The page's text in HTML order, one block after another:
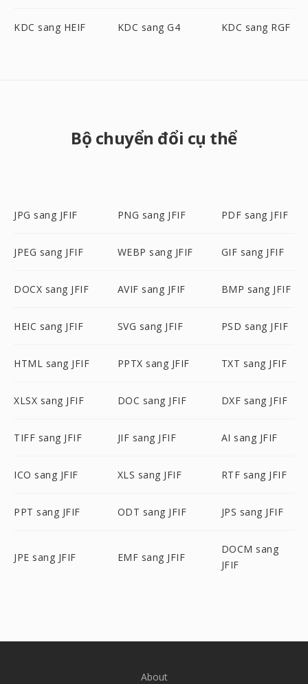
KDC sang HEIF KDC sang G4 KDC sang RGF
Bộ chuyển đổi cụ thể
JPG sang JFIF PNG sang JFIF PDF sang JFIF
JPEG sang JFIF WEBP sang JFIF GIF sang JFIF
DOCX sang JFIF AVIF sang JFIF BMP sang JFIF
HEIC sang JFIF SVG sang JFIF PSD sang JFIF
HTML sang JFIF PPTX sang JFIF TXT sang JFIF
XLSX sang JFIF DOC sang JFIF DXF sang JFIF
TIFF sang JFIF JIF sang JFIF AI sang JFIF
ICO sang JFIF XLS sang JFIF RTF sang JFIF
PPT sang JFIF ODT sang JFIF JPS sang JFIF
JPE sang JFIF EMF sang JFIF
DOCM sang
JFIF
About